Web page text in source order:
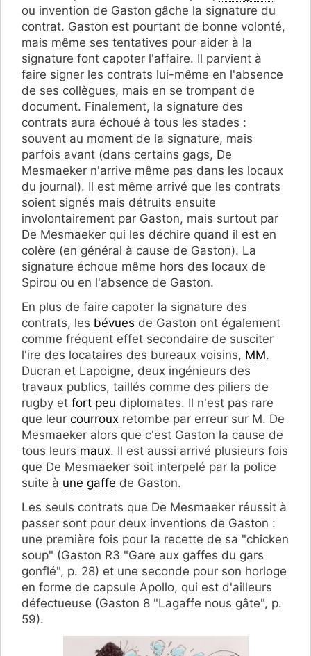
ou invention de Gaston gâche la signature du
contrat. Gaston est pourtant de bonne volonté,
mais même ses tentatives pour aider à la
signature font capoter l'affaire. Il parvient à
faire signer les contrats lui-même en l'absence
de ses collègues, mais en se trompant de
document. Finalement, la signature des
contrats aura échoué à tous les stades :
souvent au moment de la signature, mais
parfois avant (dans certains gags, De
Mesmaeker n'arrive même pas dans les locaux
du journal). Il est même arrivé que les contrats
soient signés mais détruits ensuite
involontairement par Gaston, mais surtout par
De Mesmaeker qui les déchire quand il est en
colère (en général à cause de Gaston). La
signature échoue même hors des locaux de
Spirou ou en l'absence de Gaston.
En plus de faire capoter la signature des
contrats, les bévues de Gaston ont également
comme fréquent effet secondaire de susciter
l'ire des locataires des bureaux voisins, MM.
Ducran et Lapoigne, deux ingénieurs des
travaux publics, taillés comme des piliers de
rugby et fort peu diplomates. Il n'est pas rare
que leur courroux retombe par erreur sur M. De
Mesmaeker alors que c'est Gaston la cause de
tous leurs maux. Il est aussi arrivé plusieurs fois
que De Mesmaeker soit interpelé par la police
suite à une gaffe de Gaston.
Les seuls contrats que De Mesmaeker réussit à
passer sont pour deux inventions de Gaston :
une première fois pour la recette de sa "chicken
soup" (Gaston R3 "Gare aux gaffes du gars
gonflé", p. 28) et une seconde pour son horloge
en forme de capsule Apollo, qui est d'ailleurs
défectueuse (Gaston 8 "Lagaffe nous gâte", p.
59).